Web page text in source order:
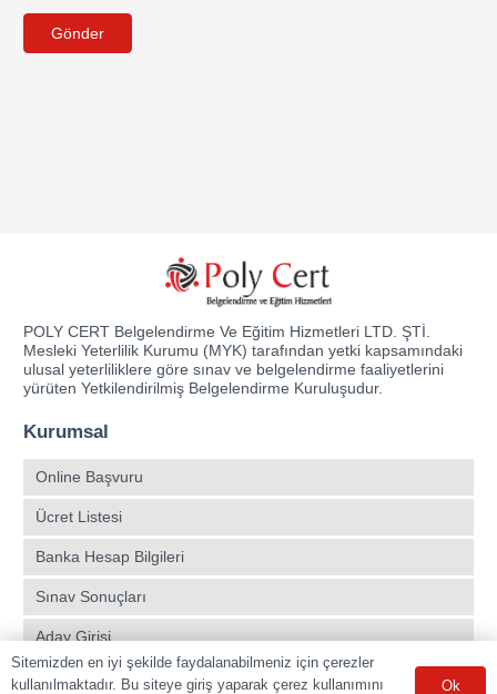
Gönder
POLY CERT Belgelendirme Ve Eğitim Hizmetleri LTD. ŞTİ.
Mesleki Yeterlilik Kurumu (MYK) tarafından yetki kapsamındaki
ulusal yeterliliklere göre sınav ve belgelendirme faaliyetlerini
yürüten Yetkilendirilmiş Belgelendirme Kuruluşudur.
Kurumsal
Online Başvuru
Ücret Listesi
Banka Hesap Bilgileri
Sınav Sonuçları
Aday Girişi
Sınav Merkezleri
Sitemizden en iyi şekilde faydalanabilmeniz için çerezler
kullanılmaktadır. Bu siteye giriş yaparak çerez kullanımını
Ok